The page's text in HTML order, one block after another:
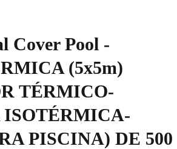
Cover Pool -
(5x5m)
TÉRMICO-
ISOTÉRMICA-
PISCINA) DE 500